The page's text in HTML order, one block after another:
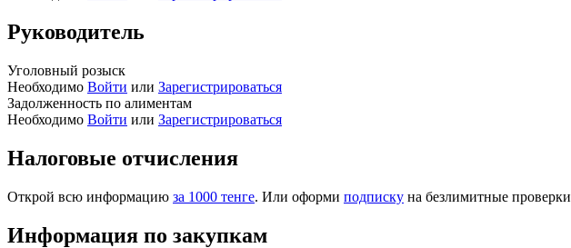
Руководитель
Уголовный розыск
Необходимо Войти или Зарегистрироваться
Задолженность по алиментам
Необходимо Войти или Зарегистрироваться
Налоговые отчисления
Открой всю информацию за 1000 тенге. Или оформи подписку на безлимитные проверки
Информация по закупкам